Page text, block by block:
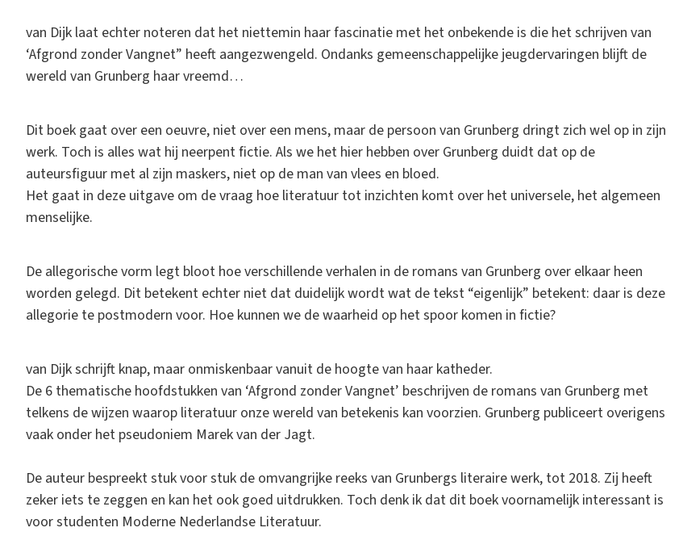
van Dijk laat echter noteren dat het niettemin haar fascinatie met het onbekende is die het schrijven van
‘Afgrond zonder Vangnet” heeft aangezwengeld. Ondanks gemeenschappelijke jeugdervaringen blijft de
wereld van Grunberg haar vreemd…
Dit boek gaat over een oeuvre, niet over een mens, maar de persoon van Grunberg dringt zich wel op in zijn
werk. Toch is alles wat hij neerpent fictie. Als we het hier hebben over Grunberg duidt dat op de
auteursfiguur met al zijn maskers, niet op de man van vlees en bloed.
Het gaat in deze uitgave om de vraag hoe literatuur tot inzichten komt over het universele, het algemeen
menselijke.
De allegorische vorm legt bloot hoe verschillende verhalen in de romans van Grunberg over elkaar heen
worden gelegd. Dit betekent echter niet dat duidelijk wordt wat de tekst “eigenlijk” betekent: daar is deze
allegorie te postmodern voor. Hoe kunnen we de waarheid op het spoor komen in fictie?
van Dijk schrijft knap, maar onmiskenbaar vanuit de hoogte van haar katheder.
De 6 thematische hoofdstukken van ‘Afgrond zonder Vangnet’ beschrijven de romans van Grunberg met
telkens de wijzen waarop literatuur onze wereld van betekenis kan voorzien. Grunberg publiceert overigens
vaak onder het pseudoniem Marek van der Jagt.
De auteur bespreekt stuk voor stuk de omvangrijke reeks van Grunbergs literaire werk, tot 2018. Zij heeft
zeker iets te zeggen en kan het ook goed uitdrukken. Toch denk ik dat dit boek voornamelijk interessant is
voor studenten Moderne Nederlandse Literatuur.